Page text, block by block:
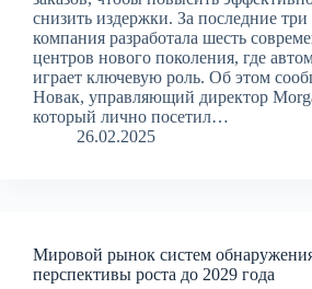
снизить издержки. За последние три
компания разработала шесть
центров нового поколения, где
играет ключевую роль. Об этом
Новак, управляющий директор
который лично посетил…
26.02.2025
Мировой рынок систем
перспективы роста до 2029 года